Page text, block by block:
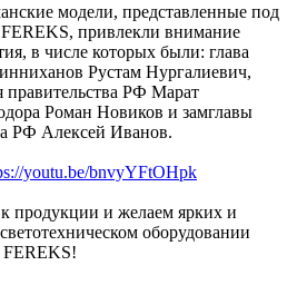
модели, представленные под
привлекли внимание
в числе которых были: глава
Рустам Нургалиевич,
правительства РФ Марат
Роман Новиков и замглавы
РФ Алексей Иванов.
youtu.be/bnvyYFtOHpk
продукции и желаем ярких и
оборудовании